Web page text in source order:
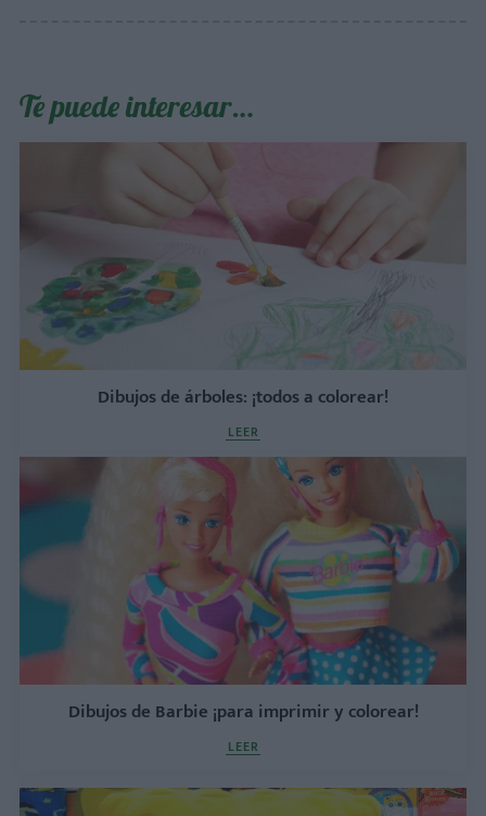
Te puede interesar…
Dibujos de árboles: ¡todos a colorear!
LEER
Dibujos de Barbie ¡para imprimir y colorear!
LEER